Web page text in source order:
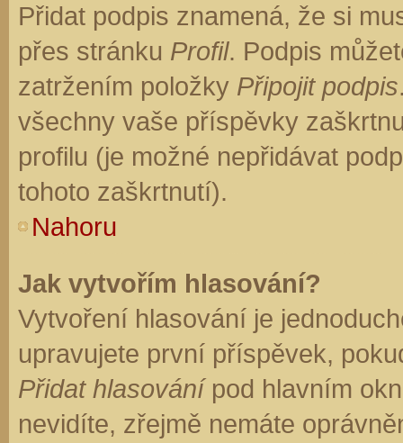
Přidat podpis znamená, že si
přes stránku Profil. Podpis
zatržením položky Připojit podpis
všechny vaše příspěvky
profilu (je možné nepřidávat
tohoto zaškrtnutí).
Nahoru
Jak vytvořím hlasování?
Vytvoření hlasování je
upravujete první příspěvek,
Přidat hlasovánípod hlavním
nevidíte, zřejmě nemáte